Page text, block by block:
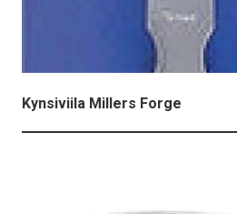
Kynsiviila Millers Forge